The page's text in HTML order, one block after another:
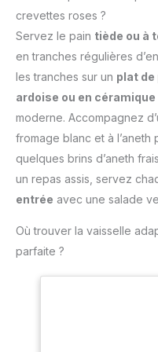
crevettes roses ?
Servez le pain tiède ou à
en tranches régulières
les tranches sur un plat
ardoise ou en
moderne. Accompagnez
fromage blanc et à l’aneth
quelques brins d’aneth
un repas assis, servez
entrée avec une salade
Où trouver la vaisselle
parfaite ?